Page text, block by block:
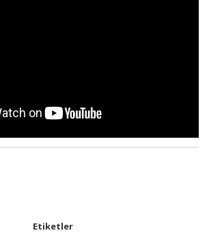
Etiketler